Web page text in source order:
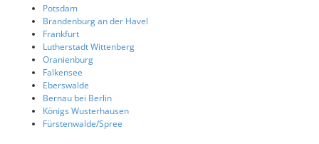
Potsdam
Brandenburg an der Havel
Frankfurt
Lutherstadt Wittenberg
Oranienburg
Falkensee
Eberswalde
Bernau bei Berlin
Königs Wusterhausen
Fürstenwalde/Spree